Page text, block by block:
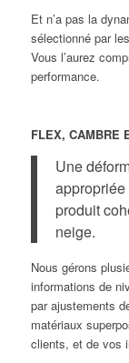
Et n’a pas la
sélectionné par
Vous l’aurez
performance.
FLEX, CAMBRE
Une
appropriée
produit
neige.
Nous gérons
informations de
par ajustements
matériaux
clients, et de vos